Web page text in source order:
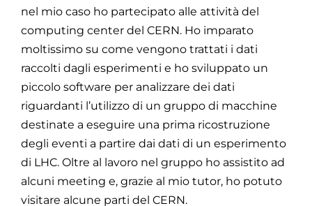
nel mio caso ho partecipato alle attività del
computing center del CERN. Ho imparato
moltissimo su come vengono trattati i dati
raccolti dagli esperimenti e ho sviluppato un
piccolo software per analizzare dei dati
riguardanti l’utilizzo di un gruppo di macchine
destinate a eseguire una prima ricostruzione
degli eventi a partire dai dati di un esperimento
di LHC. Oltre al lavoro nel gruppo ho assistito ad
alcuni meeting e, grazie al mio tutor, ho potuto
visitare alcune parti del CERN.